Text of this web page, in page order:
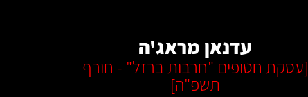
עדנאן מראג'ה
[עסקת חטופים "חרבות ברזל" - חורף
תשפ"ה]